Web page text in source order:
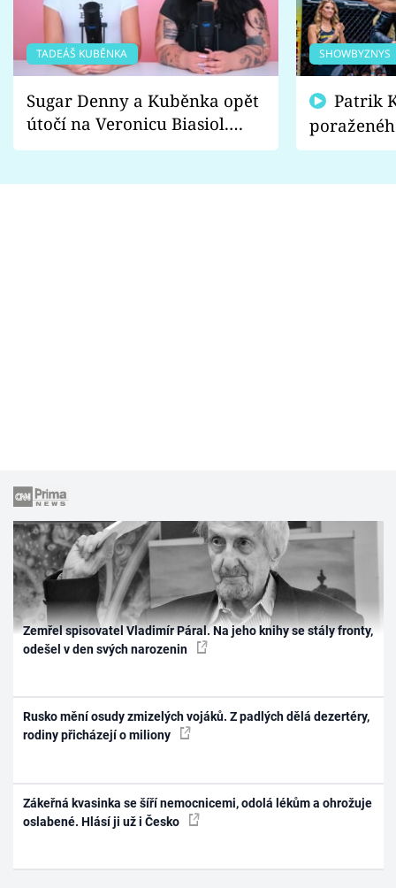
TADEÁŠ KUBĚNKA
Sugar Denny a Kuběnka opět
útočí na Veronicu Biasiol.
Proč je podle nich falešná a
SHOWBYZNYS
fanoušci
Zemřel spisovatel Vladimír Páral. Na jeho knihy se stály fronty,
odešel v den svých narozenin
Rusko mění osudy zmizelých vojáků. Z padlých dělá dezertéry,
rodiny přicházejí o miliony
Zákeřná kvasinka se šíří nemocnicemi, odolá lékům a ohrožuje
oslabené. Hlásí ji už i Česko